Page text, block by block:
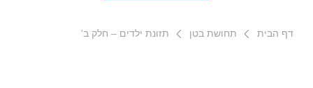
דף הבית תחושת בטן תזונת ילדים – חלק ב'